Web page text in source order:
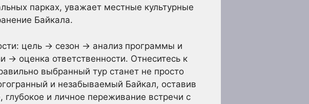
парках, уважает местные культурные
Байкала.
цель → сезон → анализ программы и
оценка ответственности. Отнеситесь к
выбранный тур станет не просто
и незабываемый Байкал, оставив
и личное переживание встречи с